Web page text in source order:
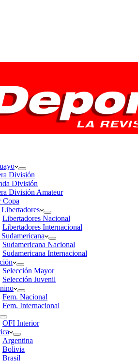
División
División
División Amateur
Copa
Libertadores Nacional
Libertadores Internacional
Sudamericana Nacional
Sudamericana Internacional
Selección Mayor
Selección Juvenil
Fem. Nacional
Fem. Internacional
OFI Interior
Argentina
Bolivia
Brasil